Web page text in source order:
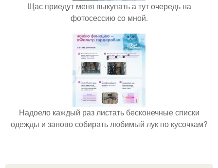
Щас приедут меня выкупать а тут очередь на
фотосессию со мной.
Надоело каждый раз листать бесконечные списки
одежды и заново собирать любимый лук по кусочкам?